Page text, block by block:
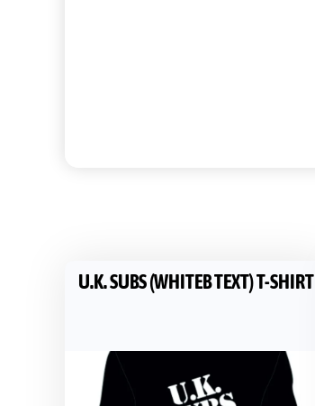
U.K. SUBS (WHITEB TEXT) T-SHIRT